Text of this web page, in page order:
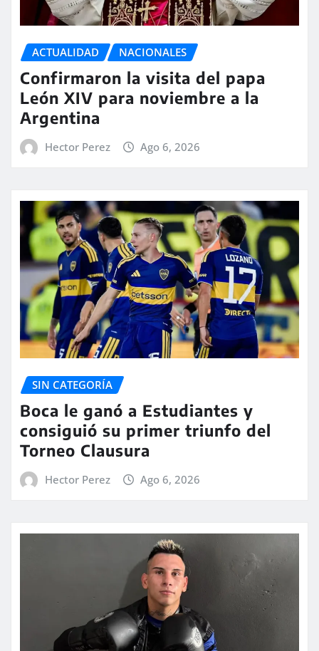
ACTUALIDAD NACIONALES
Confirmaron la visita del papa
León XIV para noviembre a la
Argentina
Hector Perez Ago 6, 2026
SIN CATEGORÍA
Boca le ganó a Estudiantes y
consiguió su primer triunfo del
Torneo Clausura
Hector Perez Ago 6, 2026